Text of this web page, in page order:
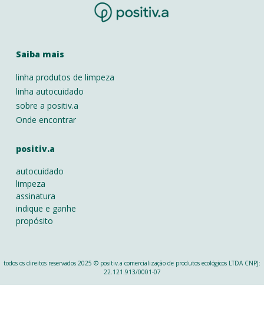
Saiba mais
linha produtos de limpeza
linha autocuidado
sobre a positiv.a
Onde encontrar
positiv.a
autocuidado
limpeza
assinatura
indique e ganhe
propósito
todos os direitos reservados 2025 © positiv.a comercialização de produtos ecológicos LTDA CNPJ:
22.121.913/0001-07